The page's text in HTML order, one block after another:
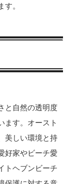
。
と自然の透明度
ます。オースト
美しい環境と持
好家やビーチ愛
トヘブンビーチ